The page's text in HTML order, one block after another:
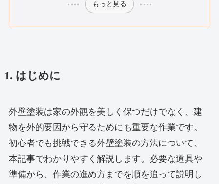
もっと見る
1. はじめに
外壁塗装は家の外観を美しく保つだけでなく、建
物を外的要因から守るためにも重要な作業です。
初心者でも挑戦できる外壁塗装の方法について、
本記事でわかりやすく解説します。必要な道具や
準備から、作業の進め方までを順を追って説明し